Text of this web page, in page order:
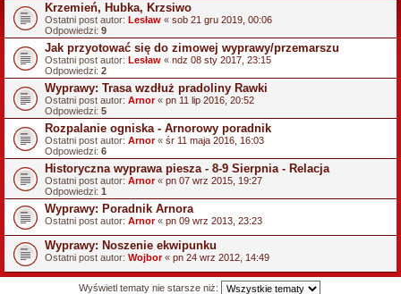
Krzemień, Hubka, Krzsiwo
Ostatni post autor: Lesław « sob 21 gru 2019, 00:06
Odpowiedzi: 9
Jak przyotować się do zimowej wyprawy/przemarszu
Ostatni post autor: Lesław « ndz 08 sty 2017, 23:15
Odpowiedzi: 2
Wyprawy: Trasa wzdłuż pradoliny Rawki
Ostatni post autor: Arnor« pn 11 lip 2016, 20:52
Odpowiedzi: 5
Rozpalanie ogniska - Arnorowy poradnik
Ostatni post autor: Arnor« śr 11 maja 2016, 16:03
Odpowiedzi: 6
Historyczna wyprawa piesza - 8-9 Sierpnia - Relacja
Ostatni post autor: Arnor« pn 07 wrz 2015, 19:27
Odpowiedzi: 1
Wyprawy: Poradnik Arnora
Ostatni post autor: Arnor« pn 09 wrz 2013, 23:23
Wyprawy: Noszenie ekwipunku
Ostatni post autor: Wojbor« pn 24 wrz 2012, 14:49
Wyświetl tematy nie starsze niż: